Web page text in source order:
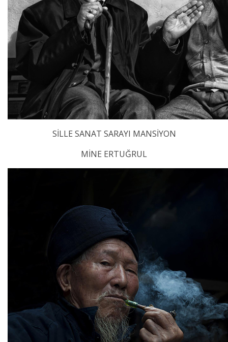
SİLLE SANAT SARAYI MANSİYON
MİNE ERTUĞRUL